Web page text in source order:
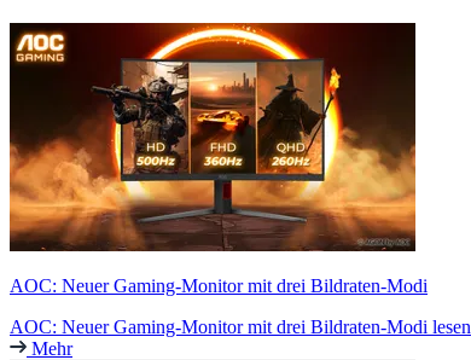
AOC: Neuer Gaming-Monitor mit drei Bildraten-Modi
AOC: Neuer Gaming-Monitor mit drei Bildraten-Modi lesen
Mehr